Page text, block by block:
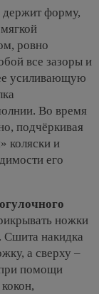
держит форму,
ровно
все зазоры и
усиливающую
Во время
подчёркивая
коляски и
его
ножки
Сшита накидка
а сверху –
помощи